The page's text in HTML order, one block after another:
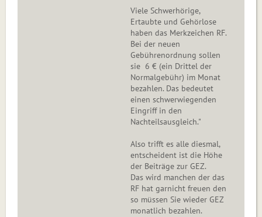
Viele Schwerhörige,
Ertaubte und Gehörlose
haben das Merkzeichen RF.
Bei der neuen
Gebührenordnung sollen
sie 6 € (ein Drittel der
Normalgebühr) im Monat
bezahlen. Das bedeutet
einen schwerwiegenden
Eingriff in den
Nachteilsausgleich."
Also trifft es alle diesmal,
entscheident ist die Höhe
der Beiträge zur GEZ.
Das wird manchen der das
RF hat garnicht freuen den
so müssen Sie wieder GEZ
monatlich bezahlen.